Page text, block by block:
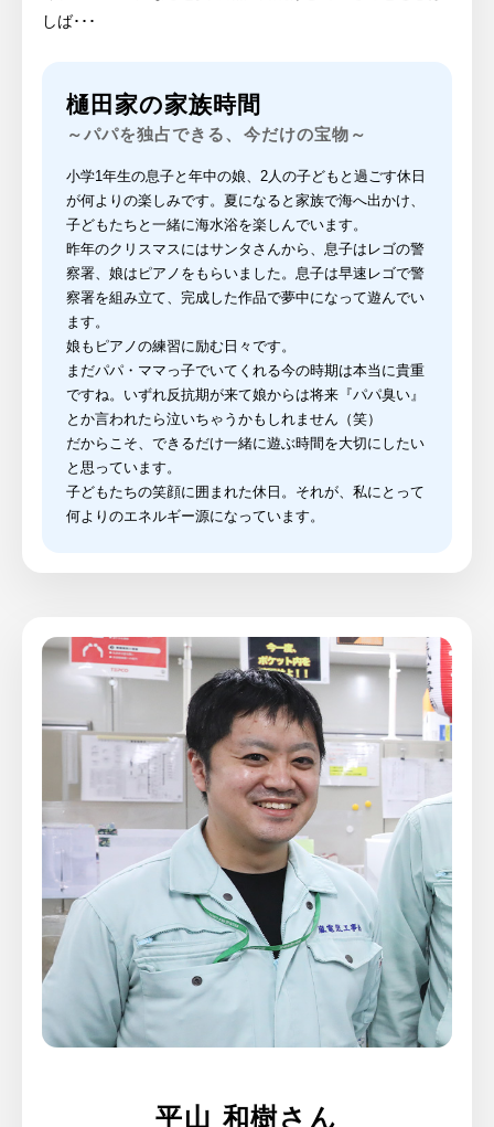
しば･･･
樋田家の家族時間
～パパを独占できる、今だけの宝物～
小学1年生の息子と年中の娘、2人の子どもと過ごす休日
が何よりの楽しみです。夏になると家族で海へ出かけ、
子どもたちと一緒に海水浴を楽しんでいます。
昨年のクリスマスにはサンタさんから、息子はレゴの警
察署、娘はピアノをもらいました。息子は早速レゴで警
察署を組み立て、完成した作品で夢中になって遊んでい
ます。
娘もピアノの練習に励む日々です。
まだパパ・ママっ子でいてくれる今の時期は本当に貴重
ですね。いずれ反抗期が来て娘からは将来『パパ臭い』
とか言われたら泣いちゃうかもしれません（笑）
だからこそ、できるだけ一緒に遊ぶ時間を大切にしたい
と思っています。
子どもたちの笑顔に囲まれた休日。それが、私にとって
何よりのエネルギー源になっています。
平山 和樹さん